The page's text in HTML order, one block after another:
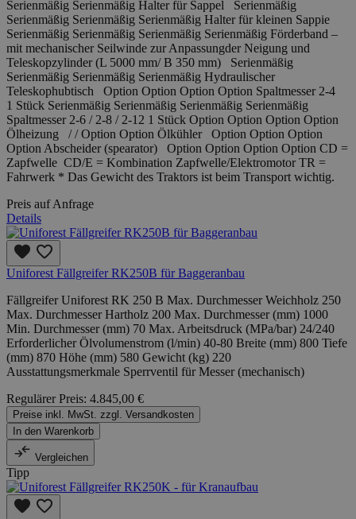
Serienmäßig Serienmäßig Halter für Sappel Serienmäßig
Serienmäßig Serienmäßig Serienmäßig Halter für kleinen Sappie
Serienmäßig Serienmäßig Serienmäßig Serienmäßig Förderband –
mit mechanischer Seilwinde zur Anpassungder Neigung und
Teleskopzylinder (L 5000 mm/ B 350 mm) Serienmäßig
Serienmäßig Serienmäßig Serienmäßig Hydraulischer
Teleskophubtisch Option Option Option Option Spaltmesser 2-4
1 Stück Serienmäßig Serienmäßig Serienmäßig Serienmäßig
Spaltmesser 2-6 / 2-8 / 2-12 1 Stück Option Option Option Option
Ölheizung / / Option Option Ölkühler Option Option Option
Option Abscheider (spearator) Option Option Option Option CD =
Zapfwelle CD/E = Kombination Zapfwelle/Elektromotor TR =
Fahrwerk * Das Gewicht des Traktors ist beim Transport wichtig.
Preis auf Anfrage
Details
Uniforest Fällgreifer RK250B für Baggeranbau
Fällgreifer Uniforest RK 250 B Max. Durchmesser Weichholz 250
Max. Durchmesser Hartholz 200 Max. Durchmesser (mm) 1000
Min. Durchmesser (mm) 70 Max. Arbeitsdruck (MPa/bar) 24/240
Erforderlicher Ölvolumenstrom (l/min) 40-80 Breite (mm) 800 Tiefe
(mm) 870 Höhe (mm) 580 Gewicht (kg) 220
Ausstattungsmerkmale Sperrventil für Messer (mechanisch)
Regulärer Preis: 4.845,00 €
Preise inkl. MwSt. zzgl. Versandkosten
In den Warenkorb
Vergleichen
Tipp